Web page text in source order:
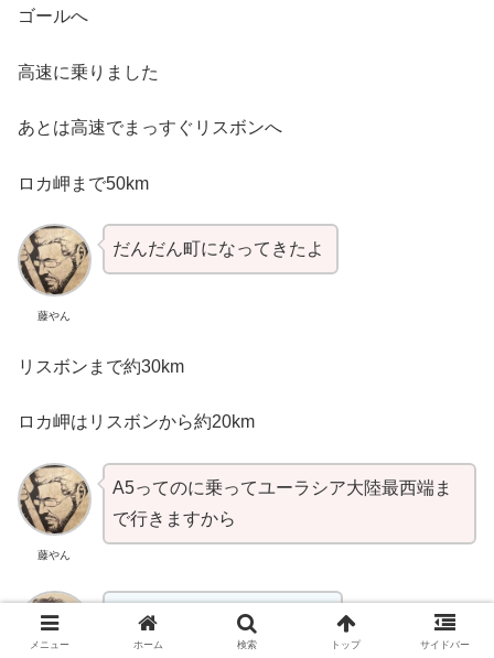
ゴールへ
高速に乗りました
あとは高速でまっすぐリスボンへ
ロカ岬まで50km
藤やん
だんだん町になってきたよ
リスボンまで約30km
ロカ岬はリスボンから約20km
藤やん
A5ってのに乗ってユーラシア大陸最西端ま
で行きますから
A5をずっと行けばいいの？
メニュー ホーム 検索 トップ サイドバー